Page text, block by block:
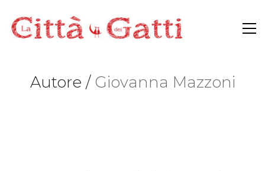
Autore / Giovanna Mazzoni